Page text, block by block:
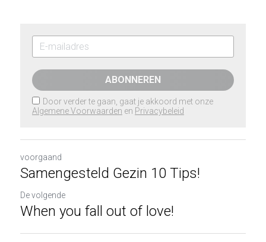
ABONNEREN
Door verder te gaan, gaat je akkoord met onze
Algemene Voorwaarden en Privacybeleid
voorgaand
Samengesteld Gezin 10 Tips!
De volgende
When you fall out of love!